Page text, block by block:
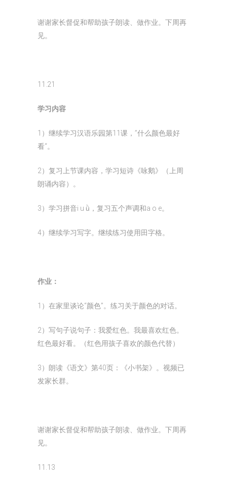
谢谢家长督促和帮助孩子朗读、做作业。下周再
见。
11.21
学习内容
1）继续学习汉语乐园第11课，”什么颜色最好
看“。
2）复习上节课内容，学习短诗《咏鹅》（上周
朗诵内容）。
3）学习拼音i u ǜ，复习五个声调和a o e。
4）继续学习写字。继续练习使用田字格。
作业：
1）在家里谈论“颜色”。练习关于颜色的对话。
2）写句子说句子：我爱红色。我最喜欢红色。
红色最好看。（红色用孩子喜欢的颜色代替）
3）朗读《语文》第40页：《小书架》。视频已
发家长群。
谢谢家长督促和帮助孩子朗读、做作业。下周再
见。
11.13